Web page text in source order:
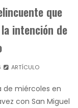
que
intención de
ARTÍCULO
de miércoles en
con San Miguel